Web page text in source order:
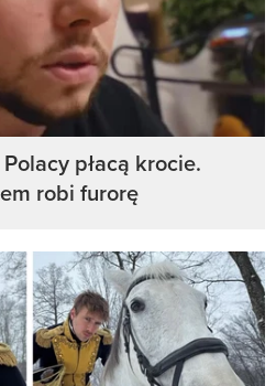
płacą krocie.
robi furorę